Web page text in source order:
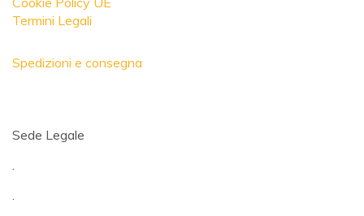
Termini Legali
Spedizioni e consegna
Sede Legale
.
.